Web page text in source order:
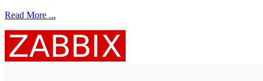
Read More ...